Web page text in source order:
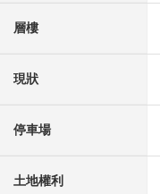
層樓
現狀
停車場
土地權利